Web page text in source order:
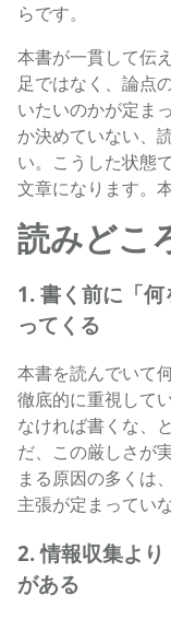
らです。
本書が一貫して伝
足ではなく、論点
いたいのかが定ま
か決めていない、
い。こうした状態
文章になります。
読みどこ
1. 書く前に「
ってくる
本書を読んでいて
徹底的に重視して
なければ書くな、
だ、この厳しさが
まる原因の多くは
主張が定まってい
2. 情報収集よ
がある